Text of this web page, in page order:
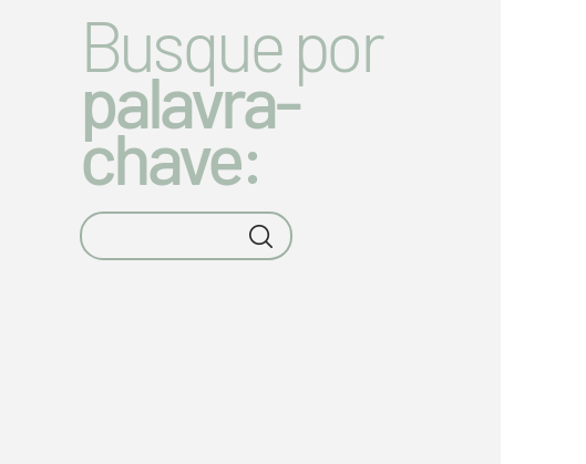
Busque por
palavra-
chave: